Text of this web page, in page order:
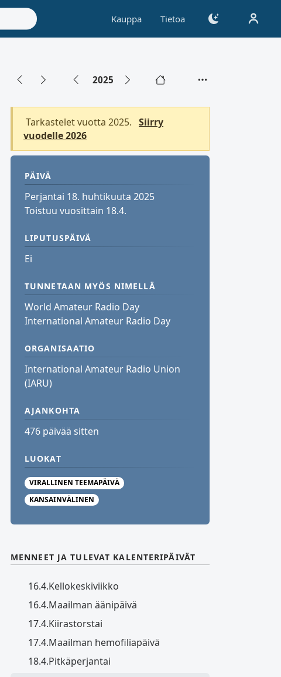
Kauppa Tietoa
2025
Tarkastelet vuotta 2025. Siirry
vuodelle 2026
PÄIVÄ
Perjantai 18. huhtikuuta 2025
Toistuu vuosittain 18.4.
LIPUTUSPÄIVÄ
Ei
TUNNETAAN MYÖS NIMELLÄ
World Amateur Radio Day
International Amateur Radio Day
ORGANISAATIO
International Amateur Radio Union
(IARU)
AJANKOHTA
476 päivää sitten
LUOKAT
VIRALLINEN TEEMAPÄIVÄ
KANSAINVÄLINEN
MENNEET JA TULEVAT KALENTERIPÄIVÄT
16.4.Kellokeskiviikko
16.4.Maailman äänipäivä
17.4.Kiirastorstai
17.4.Maailman hemofiliapäivä
18.4.Pitkäperjantai